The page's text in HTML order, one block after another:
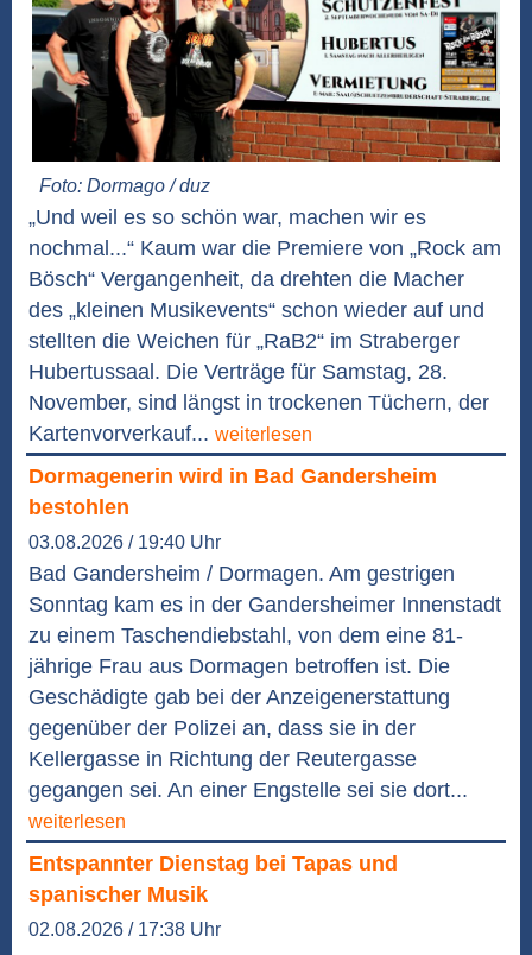
Foto: Dormago / duz
„Und weil es so schön war, machen wir es
nochmal...“ Kaum war die Premiere von „Rock am
Bösch“ Vergangenheit, da drehten die Macher
des „kleinen Musikevents“ schon wieder auf und
stellten die Weichen für „RaB2“ im Straberger
Hubertussaal. Die Verträge für Samstag, 28.
November, sind längst in trockenen Tüchern, der
Kartenvorverkauf... weiterlesen
Dormagenerin wird in Bad Gandersheim
bestohlen
03.08.2026 / 19:40 Uhr
Bad Gandersheim / Dormagen. Am gestrigen
Sonntag kam es in der Gandersheimer Innenstadt
zu einem Taschendiebstahl, von dem eine 81-
jährige Frau aus Dormagen betroffen ist. Die
Geschädigte gab bei der Anzeigenerstattung
gegenüber der Polizei an, dass sie in der
Kellergasse in Richtung der Reutergasse
gegangen sei. An einer Engstelle sei sie dort...
weiterlesen
Entspannter Dienstag bei Tapas und
spanischer Musik
02.08.2026 / 17:38 Uhr